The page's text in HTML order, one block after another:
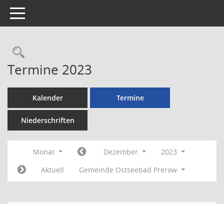
Toggle navigation
Rechercheauswahl
Termine 2023
Kalender Termine
Niederschriften
Monat Dezember
2023
Aktuell
Gemeinde Ostseebad Prerow